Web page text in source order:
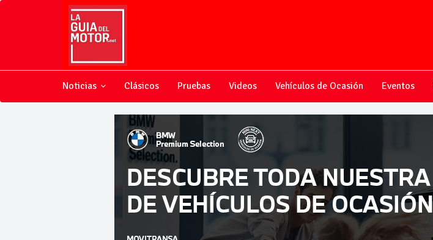
Noticias Clásicos Pruebas Videos Vehículos de Ocasión Eventos